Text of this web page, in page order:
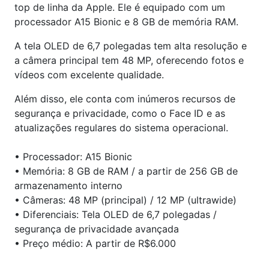
top de linha da Apple. Ele é equipado com um
processador A15 Bionic e 8 GB de memória RAM.
A tela OLED de 6,7 polegadas tem alta resolução e
a câmera principal tem 48 MP, oferecendo fotos e
vídeos com excelente qualidade.
Além disso, ele conta com inúmeros recursos de
segurança e privacidade, como o Face ID e as
atualizações regulares do sistema operacional.
• Processador: A15 Bionic
• Memória: 8 GB de RAM / a partir de 256 GB de
armazenamento interno
• Câmeras: 48 MP (principal) / 12 MP (ultrawide)
• Diferenciais: Tela OLED de 6,7 polegadas /
segurança de privacidade avançada
• Preço médio: A partir de R$6.000